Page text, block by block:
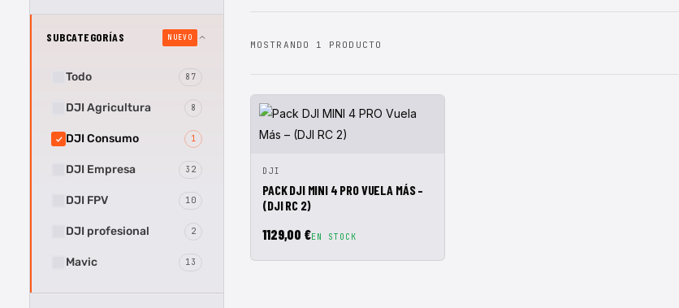
SUBCATEGORÍAS NUEVO
Todo 87
DJI Agricultura 8
DJI Consumo 1
DJI Empresa 32
DJI FPV 10
DJI profesional 2
Mavic 13
MOSTRANDO 1 PRODUCTO
VISTA RÁPIDA
DJI
PACK DJI MINI 4 PRO VUELA MÁS –
(DJI RC 2)
1129,00 €EN STOCK